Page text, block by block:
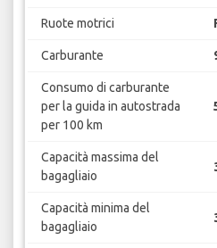
Ruote motrici
Carburante
Consumo di carburante
per la guida in autostrada
per 100 km
Capacità massima del
bagagliaio
Capacità minima del
bagagliaio